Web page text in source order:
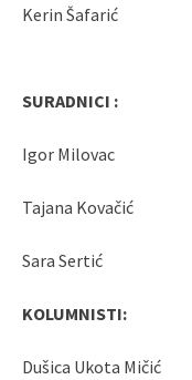
Kerin Šafarić
SURADNICI :
Igor Milovac
Tajana Kovačić
Sara Sertić
KOLUMNISTI:
Dušica Ukota Mičić